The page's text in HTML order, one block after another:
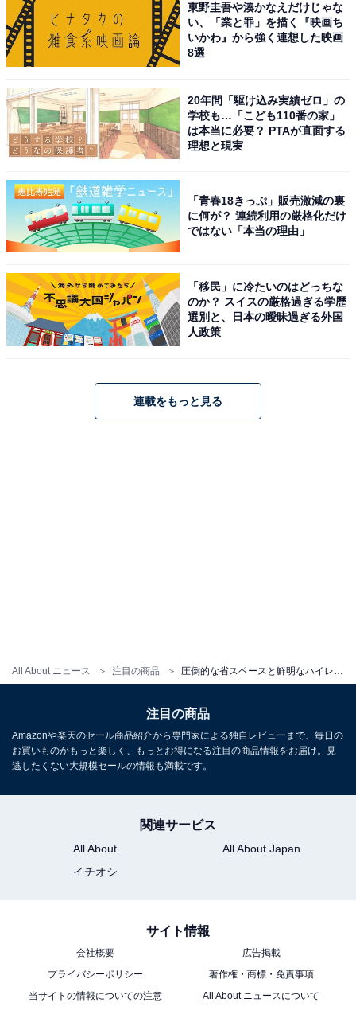
All About ニュース 注目の商品
合いが落ち着いていておしゃれです。
信サイトの音楽を毎日いつでもワンランク上の極上
サウンドで楽しめて大満足です。
JVCケンウッド ケンウッド Bluetooth コンポ Kseries
Amazonで見る
楽天市場で「Kseries XK-330-N [ゴールド]」を見る
サウンドで彩ってくれる高機能ミニコンポ。気になる人
はぜひチェックしてみてください。
この記事の執筆者：
All About ニュース お買
東野圭吾や湊かなえだけじゃな
い、「業と罪」を描く『映画ち
いかわ』から強く連想した映画
8選
20年間「駆け込み実績ゼロ」の
学校も…「こども110番の家」
は本当に必要？ PTAが直面する
理想と現実
「青春18きっぷ」販売激減の裏
に何が？ 連続利用の厳格化だけ
ではない「本当の理由」
「移民」に冷たいのはどっちな
のか？ スイスの厳格過ぎる学歴
選別と、日本の曖昧過ぎる外国
人政策
連載をもっと見る
注目の商品
Amazonや楽天のセール商品紹介から専門家による独自レビューまで、毎日の
お買いものがもっと楽しく、もっとお得になる注目の商品情報をお届け。見
逃したくない大規模セールの情報も満載です。
関連サービス
All About
All About Japan
イチオシ
サイト情報
会社概要
広告掲載
プライバシーポリシー
著作権・商標・免責事項
当サイトの情報についての注意
All About ニュースについて